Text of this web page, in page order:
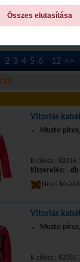
Női ruházat»Vitorlás
2 3 4 5 6 12 >>
Vitorlás
Musto
B.cikksz.:
Kiszerelés: db
Nincs
Vitorlás
Musto
B.cikksz.:
Összes elutasítása